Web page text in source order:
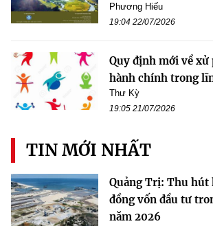
Phương Hiếu
19:04 22/07/2026
Quy định mới về xử
hành chính trong
Thư Kỳ
19:05 21/07/2026
TIN MỚI NHẤT
Quảng Trị: Thu hút
đồng vốn đầu tư
năm 2026